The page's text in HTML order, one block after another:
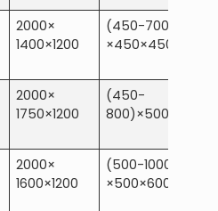
2000×
1400×1200
(450-700)
×450×450
2000×
1750×1200
(450-
800)×500×600
2000×
1600×1200
(500-1000)
×500×600